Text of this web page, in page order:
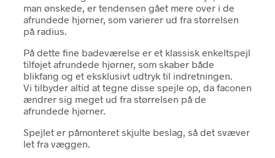
man ønskede, er tendensen gået mere over i de
afrundede hjørner, som varierer ud fra størrelsen
på radius.
På dette fine badeværelse er et klassisk enkeltspejl
tilføjet afrundede hjørner, som skaber både
blikfang og et eksklusivt udtryk til indretningen.
Vi tilbyder altid at tegne disse spejle op, da faconen
ændrer sig meget ud fra størrelsen på de
afrundede hjørner.
Spejlet er påmonteret skjulte beslag, så det svæver
let fra væggen.